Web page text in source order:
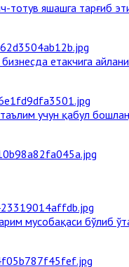
тотув яшашга тарғиб
етакчига
учун қабул
мусобақаси бўлиб